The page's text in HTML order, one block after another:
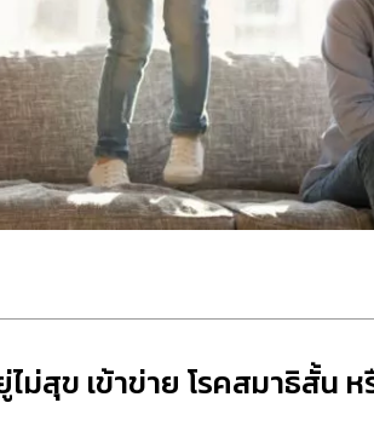
ม่สุข เข้าข่าย โรคสมาธิสั้น